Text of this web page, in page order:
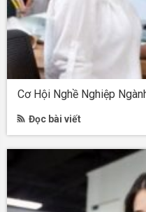
Cơ Hội Nghề Nghiệp
Đọc bài viết